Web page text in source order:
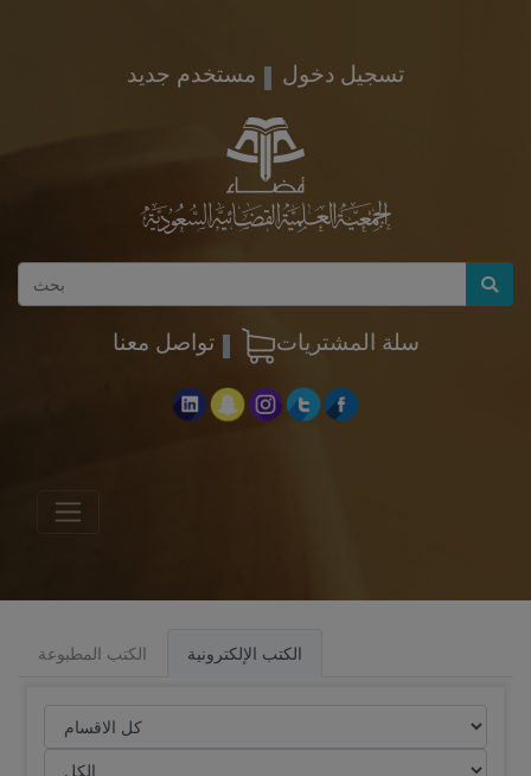
مستخدم جديد تسجيل دخول
تواصل معنا سلة المشتريات
الكتب المطبوعة الكتب الإلكترونية